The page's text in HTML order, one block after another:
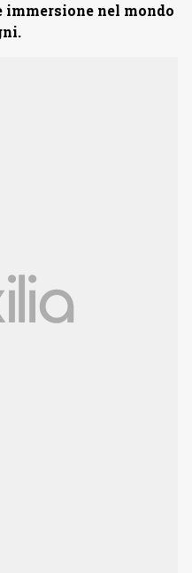
immersione nel mondo